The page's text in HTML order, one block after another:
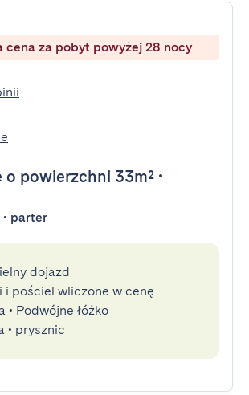
cena za pobyt powyżej 28 nocy
o powierzchni 33m² •
parter
dojazd
i pościel wliczone w cenę
• Podwójne łóżko
• prysznic